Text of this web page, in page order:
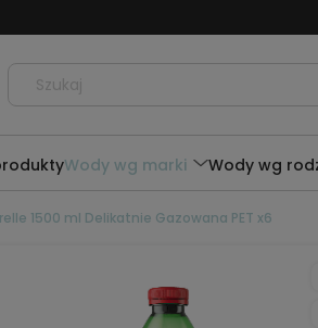
Wody wg marki Wody wg
1500 ml Delikatnie Gazowana PET x6